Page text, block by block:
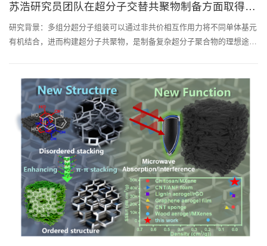
苏浩研究员团队在超分子交替共聚物制备方面取得新进展
研究背景：多组分超分子组装可以通过非共价相互作用力将不同单体基元
有机结合，进而构建超分子共聚物，是制备复杂超分子聚合物的理想途径
展。然而，即使在最简单的双组分共组装体系中，精确控制超分子共聚物
的序列、组成、形貌等微观结构仍面临巨大挑战。这主要归因于以下两个
方面：（1）非...